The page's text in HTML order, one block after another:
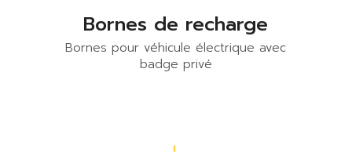
Bornes de recharge
Bornes pour véhicule électrique avec
badge privé